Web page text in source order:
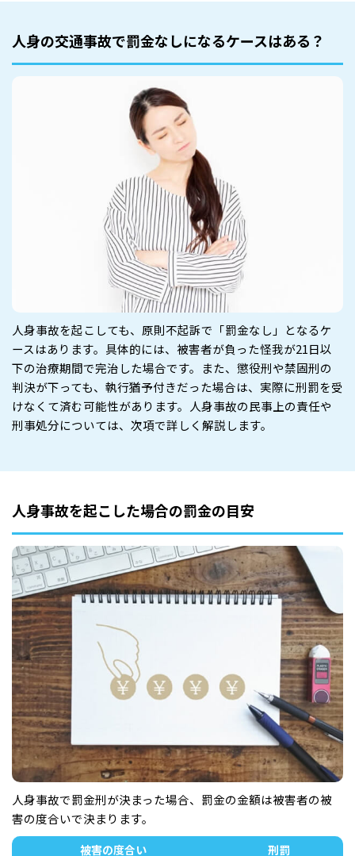
人身の交通事故で罰金なしになるケースはある？
人身事故を起こしても、原則不起訴で「罰金なし」となるケ
ースはあります。具体的には、被害者が負った怪我が21日以
下の治療期間で完治した場合です。また、懲役刑や禁固刑の
判決が下っても、執行猶予付きだった場合は、実際に刑罰を受
けなくて済む可能性があります。人身事故の民事上の責任や
刑事処分については、次項で詳しく解説します。
人身事故を起こした場合の罰金の目安
人身事故で罰金刑が決まった場合、罰金の金額は被害者の被
害の度合いで決まります。
被害の度合い 刑罰